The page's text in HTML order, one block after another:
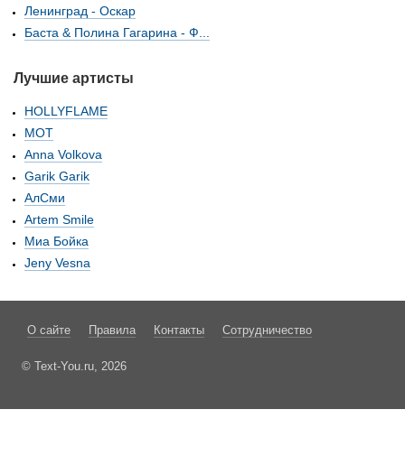
Ленинград - Оскар
Баста & Полина Гагарина - Ф...
Лучшие артисты
HOLLYFLAME
МОТ
Anna Volkova
Garik Garik
АлСми
Artem Smile
Миа Бойка
Jeny Vesna
О сайте Правила Контакты Сотрудничество
© Text-You.ru, 2026